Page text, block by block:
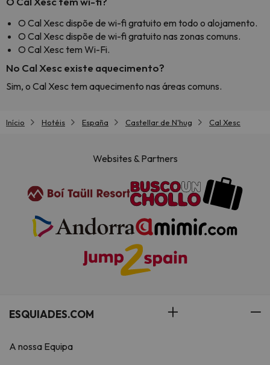
O Cal Xesc dispõe de wi-fi gratuito em todo o alojamento.
O Cal Xesc dispõe de wi-fi gratuito nas zonas comuns.
O Cal Xesc tem Wi-Fi.
No Cal Xesc existe aquecimento?
Sim, o Cal Xesc tem aquecimento nas áreas comuns.
Início Hotéis España Castellar de N'hug Cal Xesc
Websites & Partners
ESQUIADES.COM
A nossa Equipa